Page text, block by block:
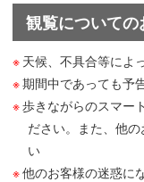
観覧について
天候、不具合等によ
期間中であっても予
歩きながらのスマー
ださい。また、他
い
他のお客様の迷惑に